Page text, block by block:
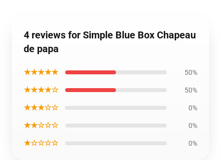
4 reviews for Simple Blue Box Chapeau
de papa
★★★★★ 50%
★★★★☆ 50%
★★★☆☆ 0%
★★☆☆☆ 0%
★☆☆☆☆ 0%